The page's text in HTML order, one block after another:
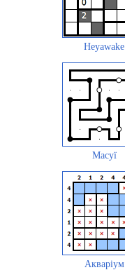
Heyawake
Масуї
Акваріум